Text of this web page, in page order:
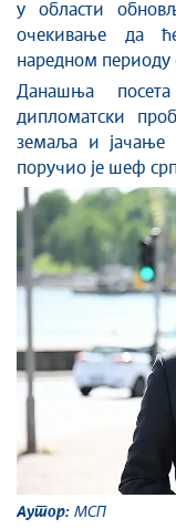
у области
очекивање да
наредном периоду
Данашња посета
дипломатски
земаља и јачање
поручио је шеф
Аутор: МСП